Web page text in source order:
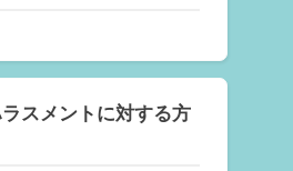
スメントに対する方